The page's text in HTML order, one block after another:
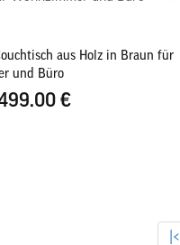
aus Holz in Braun für
und Büro
€
|<